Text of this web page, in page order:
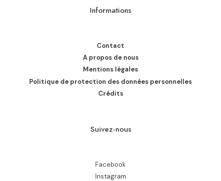
Informations
Contact
A propos de nous
Mentions légales
Politique de protection des données personnelles
Crédits
Suivez-nous
Facebook
Instagram